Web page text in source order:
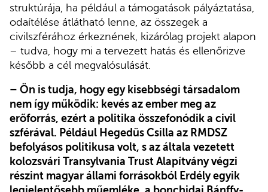
struktúrája, ha például a támogatások pályáztatása,
odaítélése átlátható lenne, az összegek a
civilszférához érkeznének, kizárólag projekt alapon
– tudva, hogy mi a tervezett hatás és ellenőrizve
később a cél megvalósulását.
– Ön is tudja, hogy egy kisebbségi társadalom
nem így működik: kevés az ember meg az
erőforrás, ezért a politika összefonódik a civil
szférával. Például Hegedüs Csilla az RMDSZ
befolyásos politikusa volt, s az általa vezetett
kolozsvári Transylvania Trust Alapítvány végzi
részint magyar állami forrásokból Erdély egyik